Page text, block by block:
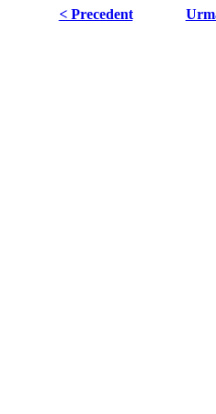
< Precedent